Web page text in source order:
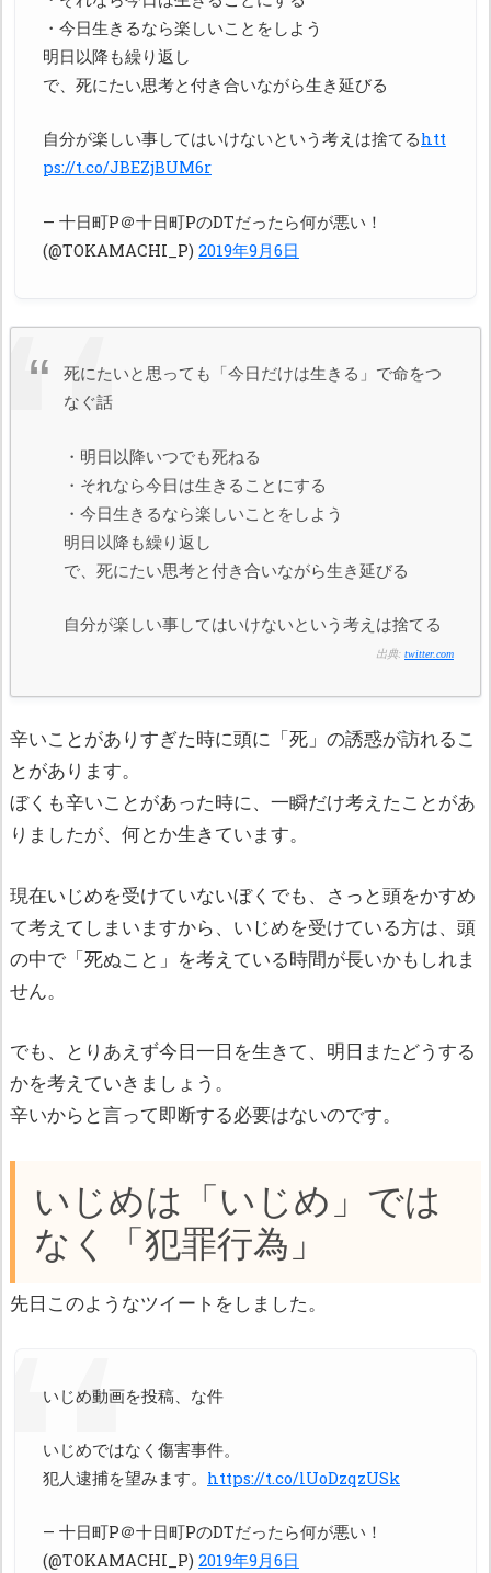
・今日生きるなら楽しいことをしよう
明日以降も繰り返し
で、死にたい思考と付き合いながら生き延びる
自分が楽しい事してはいけないという考えは捨てるhtt
ps://t.co/JBEZjBUM6r
— 十日町P＠十日町PのDTだったら何が悪い！
(@TOKAMACHI_P) 2019年9月6日
死にたいと思っても「今日だけは生きる」で命をつ
なぐ話
・明日以降いつでも死ねる
・それなら今日は生きることにする
・今日生きるなら楽しいことをしよう
明日以降も繰り返し
で、死にたい思考と付き合いながら生き延びる
自分が楽しい事してはいけないという考えは捨てる
出典: twitter.com
辛いことがありすぎた時に頭に「死」の誘惑が訪れるこ
とがあります。
ぼくも辛いことがあった時に、一瞬だけ考えたことがあ
りましたが、何とか生きています。
現在いじめを受けていないぼくでも、さっと頭をかすめ
て考えてしまいますから、いじめを受けている方は、頭
の中で「死ぬこと」を考えている時間が長いかもしれま
せん。
でも、とりあえず今日一日を生きて、明日またどうする
かを考えていきましょう。
辛いからと言って即断する必要はないのです。
いじめは「いじめ」では
なく「犯罪行為」
先日このようなツイートをしました。
いじめ動画を投稿、な件
いじめではなく傷害事件。
犯人逮捕を望みます。 https://t.co/lUoDzqzUSk
— 十日町P＠十日町PのDTだったら何が悪い！
(@TOKAMACHI_P) 2019年9月6日